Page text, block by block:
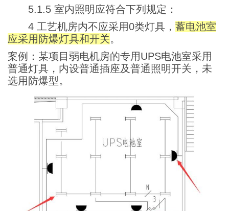
5.1.5 室内照明应符合下列规定：
4 工艺机房内不应采用0类灯具， 蓄电池室
应采用防爆灯具和开关。
案例：某项目弱电机房的专用UPS电池室采用
普通灯具，内设普通插座及普通照明开关，未
选用防爆型。